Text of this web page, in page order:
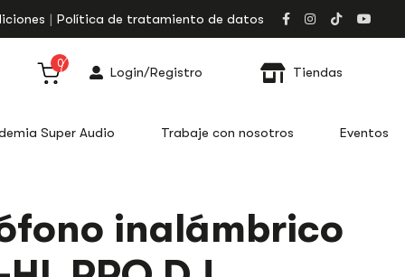
Política de tratamiento de datos
0
Login/Registro Tiendas
Super Audio Trabaje con nosotros Eventos
inalámbrico